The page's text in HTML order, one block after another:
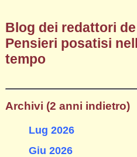
Blog dei redattori
Pensieri posatisi
tempo
Archivi (2 anni indietro)
Lug 2026
Giu 2026